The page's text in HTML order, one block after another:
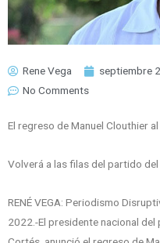
Rene Vega septiembre
No Comments
El regreso de Manuel Clouthier al
Volverá a las filas del partido
RENÉ VEGA: Periodismo
2022.-El presidente nacional